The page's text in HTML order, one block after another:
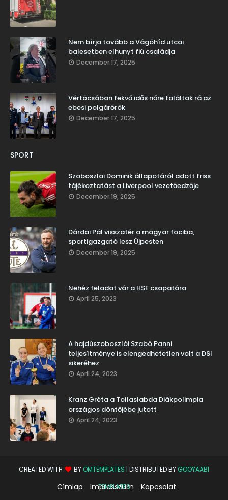
Nem bírja tovább a Vágóhíd utcai
balesetben elhunyt fiú családja
December 17, 2025
Vértócsában fekvő idős nőre találtak rá az
ebesi polgárőrök
December 17, 2025
SPORT
Szoboszlai Dominik állapotáról adott friss
tájékoztatást a Liverpool vezetőedzője
December 19, 2025
Dárdai Pál visszatér a magyar fociba,
sportigazgató lesz Újpesten
December 19, 2025
Nehéz feladat vár a HSE csapatára
April 25, 2023
A hajdúszoboszlói Szabó Panni
teljesítménye is elengedhetetlen volt a DSI
sikeréhez
April 24, 2023
Kranz Gréta a Tollaslabda Diákpolimpia
országos döntőjébe jutott
April 24, 2023
CREATED WITH BY OMTEMPLATES | DISTRIBUTED BY GOOYAABI
TEMPLATES
Címlap Impresszum Kapcsolat